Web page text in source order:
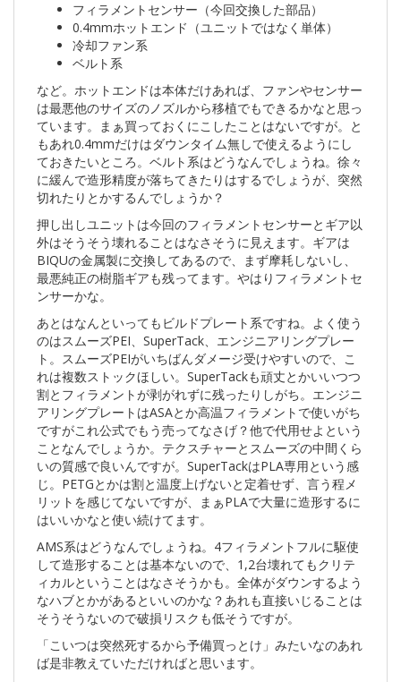
フィラメントセンサー（今回交換した部品）
0.4mmホットエンド（ユニットではなく単体）
冷却ファン系
ベルト系
など。ホットエンドは本体だけあれば、ファンやセンサー
は最悪他のサイズのノズルから移植でもできるかなと思っ
ています。まぁ買っておくにこしたことはないですが。と
もあれ0.4mmだけはダウンタイム無しで使えるようにし
ておきたいところ。ベルト系はどうなんでしょうね。徐々
に緩んで造形精度が落ちてきたりはするでしょうが、突然
切れたりとかするんでしょうか？
押し出しユニットは今回のフィラメントセンサーとギア以
外はそうそう壊れることはなさそうに見えます。ギアは
BIQUの金属製に交換してあるので、まず摩耗しないし、
最悪純正の樹脂ギアも残ってます。やはりフィラメントセ
ンサーかな。
あとはなんといってもビルドプレート系ですね。よく使う
のはスムーズPEI、SuperTack、エンジニアリングプレー
ト。スムーズPEIがいちばんダメージ受けやすいので、こ
れは複数ストックほしい。SuperTackも頑丈とかいいつつ
割とフィラメントが剥がれずに残ったりしがち。エンジニ
アリングプレートはASAとか高温フィラメントで使いがち
ですがこれ公式でもう売ってなさげ？他で代用せよという
ことなんでしょうか。テクスチャーとスムーズの中間くら
いの質感で良いんですが。SuperTackはPLA専用という感
じ。PETGとかは割と温度上げないと定着せず、言う程メ
リットを感じてないですが、まぁPLAで大量に造形するに
はいいかなと使い続けてます。
AMS系はどうなんでしょうね。4フィラメントフルに駆使
して造形することは基本ないので、1,2台壊れてもクリテ
ィカルということはなさそうかも。全体がダウンするよう
なハブとかがあるといいのかな？あれも直接いじることは
そうそうないので破損リスクも低そうですが。
「こいつは突然死するから予備買っとけ」みたいなのあれ
ば是非教えていただければと思います。